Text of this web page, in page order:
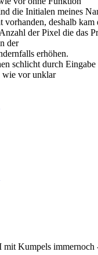
die Initialen meines
deshalb
der Pixel die das
der
erhöhen.
schlicht durch
wie vor unklar
Kumpels immernoch